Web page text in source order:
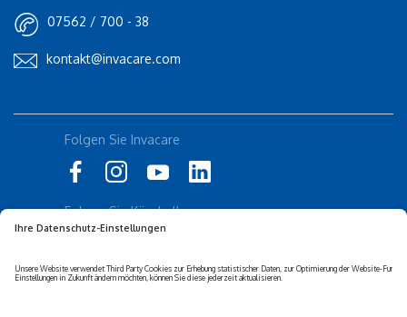
07562 / 700 - 38
kontakt@invacare.com
Folgen Sie Invacare
Folgen Sie Küschall